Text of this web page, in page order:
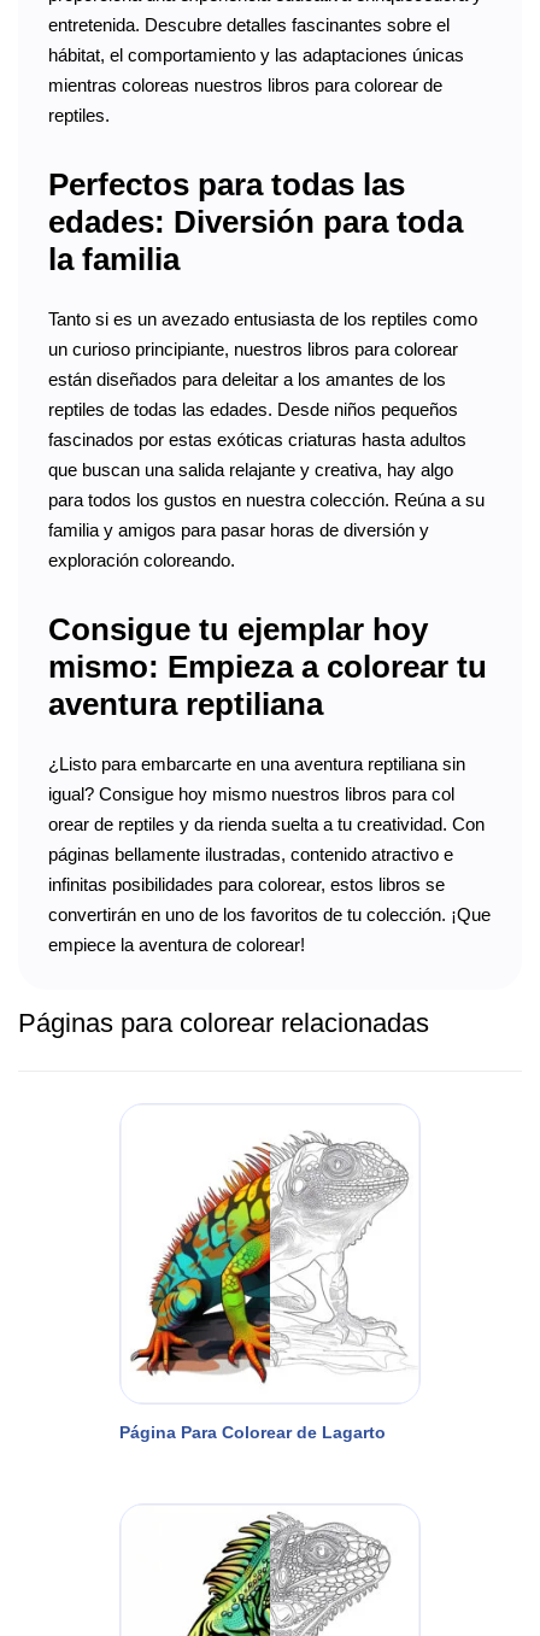
entretenida. Descubre detalles fascinantes sobre el
hábitat, el comportamiento y las adaptaciones únicas
mientras coloreas nuestros libros para colorear de
reptiles.
Perfectos para todas las
edades: Diversión para toda
la familia
Tanto si es un avezado entusiasta de los reptiles como
un curioso principiante, nuestros libros para colorear
están diseñados para deleitar a los amantes de los
reptiles de todas las edades. Desde niños pequeños
fascinados por estas exóticas criaturas hasta adultos
que buscan una salida relajante y creativa, hay algo
para todos los gustos en nuestra colección. Reúna a su
familia y amigos para pasar horas de diversión y
exploración coloreando.
Consigue tu ejemplar hoy
mismo: Empieza a colorear tu
aventura reptiliana
¿Listo para embarcarte en una aventura reptiliana sin
igual? Consigue hoy mismo nuestros libros para col
orear de reptiles y da rienda suelta a tu creatividad. Con
páginas bellamente ilustradas, contenido atractivo e
infinitas posibilidades para colorear, estos libros se
convertirán en uno de los favoritos de tu colección. ¡Que
empiece la aventura de colorear!
Páginas para colorear relacionadas
Página Para Colorear de Lagarto